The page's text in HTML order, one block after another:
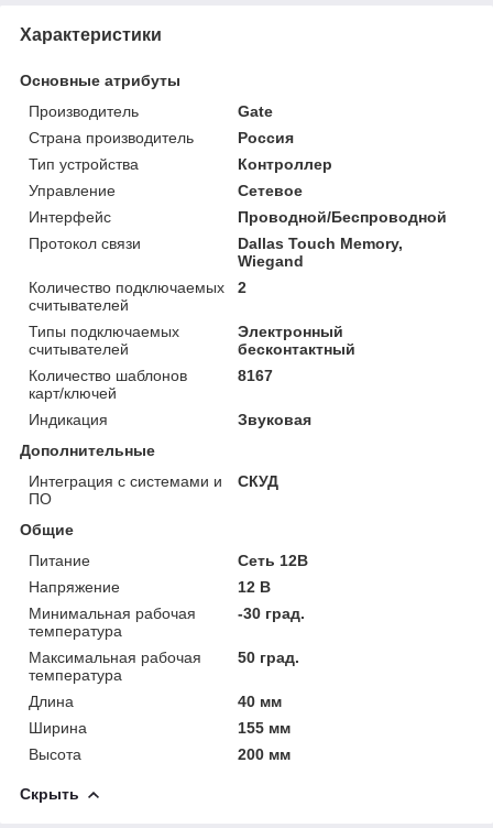
Характеристики
Основные атрибуты
Производитель
Gate
Страна производитель
Россия
Тип устройства
Контроллер
Управление
Сетевое
Интерфейс
Проводной/Беспроводной
Протокол связи
Dallas Touch Memory,
Wiegand
Количество подключаемых
считывателей
2
Типы подключаемых
считывателей
Электронный
бесконтактный
Количество шаблонов
карт/ключей
8167
Индикация
Звуковая
Дополнительные
Интеграция с системами и
ПО
СКУД
Общие
Питание
Сеть 12В
Напряжение
12 В
Минимальная рабочая
температура
-30 град.
Максимальная рабочая
температура
50 град.
Длина
40 мм
Ширина
155 мм
Высота
200 мм
Скрыть